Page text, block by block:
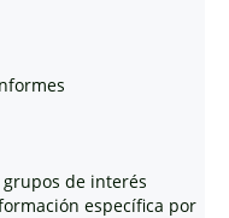
de interés
específica por